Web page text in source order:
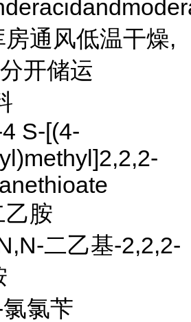
通风低温干燥,
开储运
S-[(4-
乙胺
二乙基-2,2,2-
氯苄